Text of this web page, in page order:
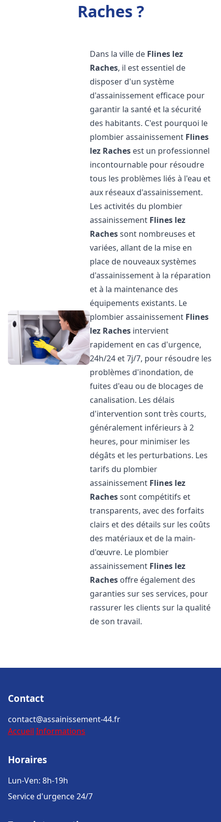
Raches ?
Dans la ville de Flines lez
Raches, il est essentiel de
disposer d'un système
d'assainissement efficace pour
garantir la santé et la sécurité
des habitants. C'est pourquoi le
plombier assainissement Flines
lez Raches est un professionnel
incontournable pour résoudre
tous les problèmes liés à l'eau et
aux réseaux d'assainissement.
Les activités du plombier
assainissement Flines lez
Rachessont nombreuses et
variées, allant de la mise en
place de nouveaux systèmes
d'assainissement à la réparation
et à la maintenance des
équipements existants. Le
plombier assainissement Flines
lez Raches intervient
rapidement en cas d'urgence,
24h/24 et 7j/7, pour résoudre les
problèmes d'inondation, de
fuites d'eau ou de blocages de
canalisation. Les délais
d'intervention sont très courts,
généralement inférieurs à 2
heures, pour minimiser les
dégâts et les perturbations. Les
tarifs du plombier
assainissement Flines lez
Rachessont compétitifs et
transparents, avec des forfaits
clairs et des détails sur les coûts
des matériaux et de la main-
d'œuvre. Le plombier
assainissement Flines lez
Raches offre également des
garanties sur ses services, pour
rassurer les clients sur la qualité
de son travail.
Contact
contact@assainissement-44.fr
Accueil Informations
Horaires
Lun-Ven: 8h-19h
Service d'urgence 24/7